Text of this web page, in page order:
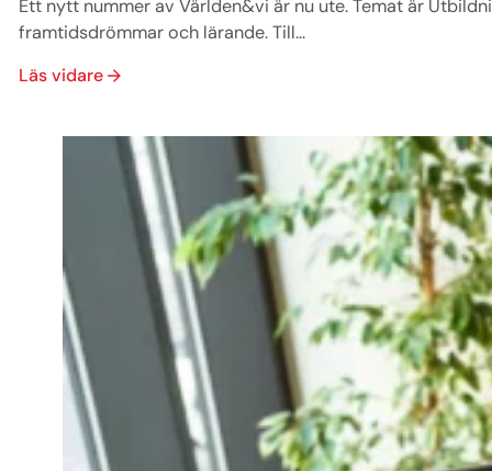
Ett nytt nummer av Världen&vi är nu ute. Temat är
framtidsdrömmar och lärande. Till...
Läs vidare